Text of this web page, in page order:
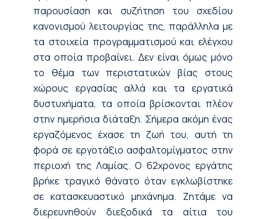
παρουσίαση και συζήτηση του σχεδίου
κανονισμού λειτουργίας της, παράλληλα με
τα στοιχεία προγραμματισμού και ελέγχου
στα οποία προβαίνει. Δεν είναι όμως μόνο
το θέμα των περιστατικών βίας στους
χώρους εργασίας αλλά και τα εργατικά
δυστυχήματα, τα οποία βρίσκονται πλέον
στην ημερήσια διάταξη. Σήμερα ακόμη ένας
εργαζόμενος έχασε τη ζωή του, αυτή τη
φορά σε εργοτάξιο ασφαλτομίγματος στην
περιοχή της Λαμίας. Ο 62χρονος εργάτης
βρήκε τραγικό θάνατο όταν εγκλωβίστηκε
σε κατασκευαστικό μηχάνημα. Ζητάμε να
διερευνηθούν διεξοδικά τα αίτια του